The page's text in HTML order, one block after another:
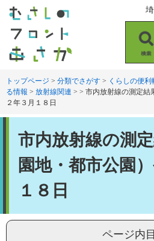
す
。
し
て
索
トップページ > 分類でさがす > くらしの便利
る情報 > 放射線関連 > > 市内放射線の測定結
２年３月１８日
市内放射線の測
園地・都市公園
１８日
ページ内